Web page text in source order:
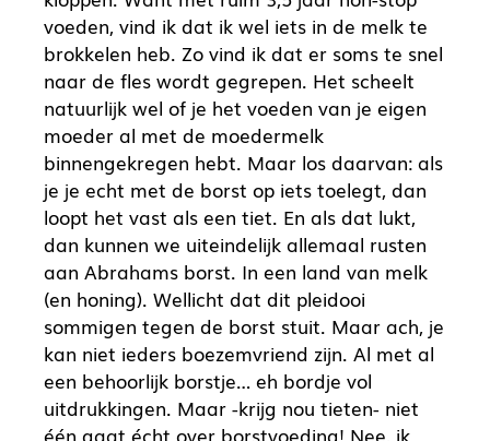
voeden, vind ik dat ik wel iets in de melk te
brokkelen heb. Zo vind ik dat er soms te snel
naar de fles wordt gegrepen. Het scheelt
natuurlijk wel of je het voeden van je eigen
moeder al met de moedermelk
binnengekregen hebt. Maar los daarvan: als
je je echt met de borst op iets toelegt, dan
loopt het vast als een tiet. En als dat lukt,
dan kunnen we uiteindelijk allemaal rusten
aan Abrahams borst. In een land van melk
(en honing). Wellicht dat dit pleidooi
sommigen tegen de borst stuit. Maar ach, je
kan niet ieders boezemvriend zijn. Al met al
een behoorlijk borstje… eh bordje vol
uitdrukkingen. Maar -krijg nou tieten- niet
één gaat écht over borstvoeding! Nee, ik